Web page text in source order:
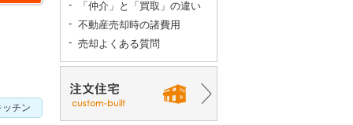
チン
「仲介」と「買取」の違い
不動産売却時の諸費用
売却よくある質問